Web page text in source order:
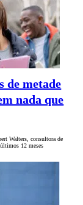
de metade
nada que
Walters, consultora de
12 meses